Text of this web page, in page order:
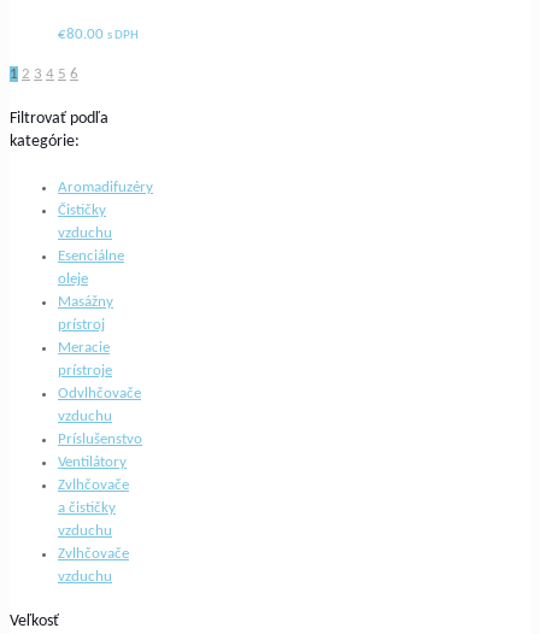
€80.00 s DPH
1 2 3 4 5 6
Filtrovať podľa
kategórie:
Aromadifuzéry
Čističky
vzduchu
Esenciálne
oleje
Masážny
prístroj
Meracie
prístroje
Odvlhčovače
vzduchu
Príslušenstvo
Ventilátory
Zvlhčovače
a čističky
vzduchu
Zvlhčovače
vzduchu
Veľkosť